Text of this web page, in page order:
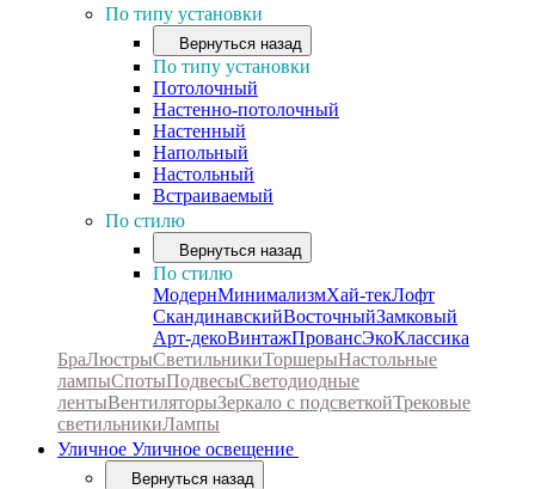
По типу установки
Вернуться назад
По типу установки
Потолочный
Настенно-потолочный
Настенный
Напольный
Настольный
Встраиваемый
По стилю
Вернуться назад
По стилю
МодернМинимализмХай-текЛофт
СкандинавскийВосточныйЗамковый
Арт-декоВинтажПровансЭкоКлассика
БраЛюстрыСветильникиТоршерыНастольные
лампыСпотыПодвесыСветодиодные
лентыВентиляторыЗеркало с подсветкойТрековые
светильникиЛампы
Уличное Уличное освещение
Вернуться назад